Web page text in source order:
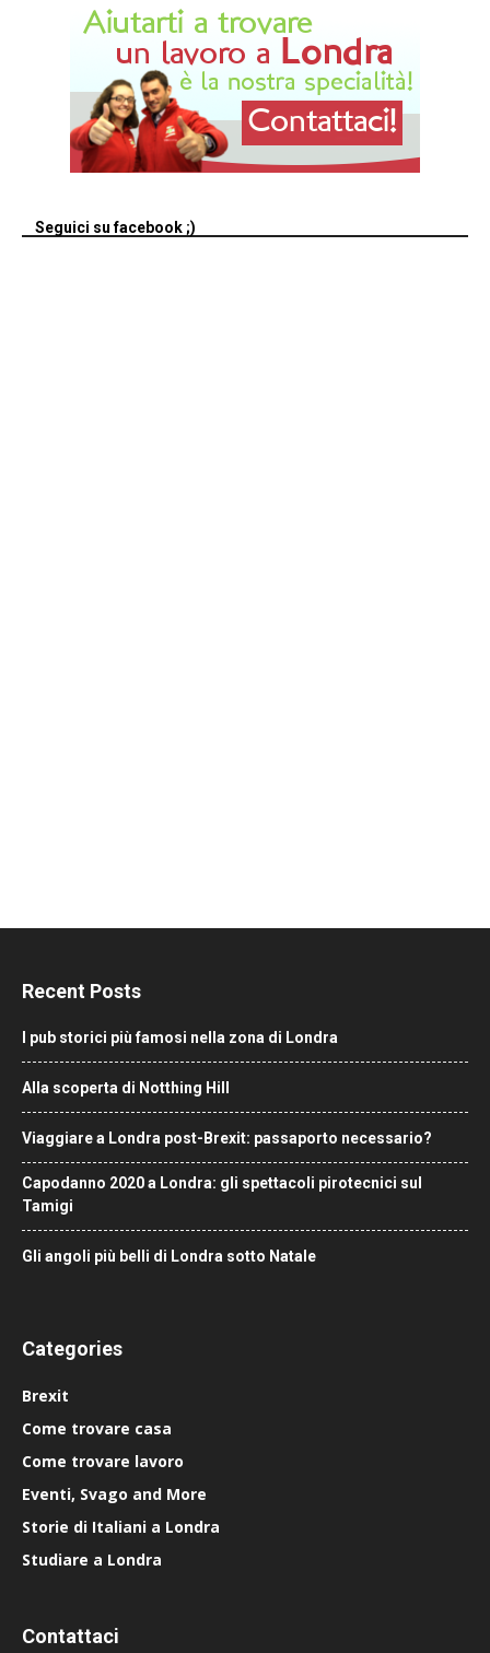
Seguici su facebook ;)
Recent Posts
I pub storici più famosi nella zona di Londra
Alla scoperta di Notthing Hill
Viaggiare a Londra post-Brexit: passaporto necessario?
Capodanno 2020 a Londra: gli spettacoli pirotecnici sul
Tamigi
Gli angoli più belli di Londra sotto Natale
Categories
Brexit
Come trovare casa
Come trovare lavoro
Eventi, Svago and More
Storie di Italiani a Londra
Studiare a Londra
Contattaci